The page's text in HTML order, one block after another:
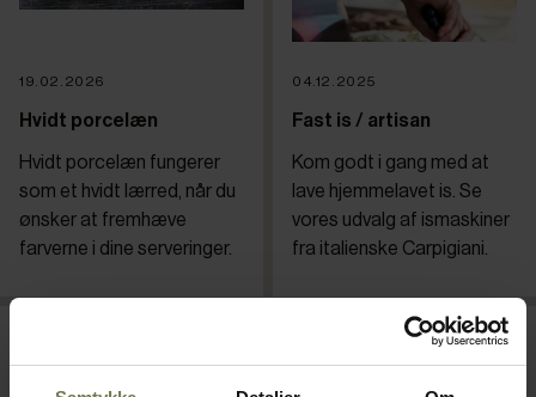
19.02.2026
Hvidt porcelæn
Hvidt porcelæn fungerer
som et hvidt lærred, når du
ønsker at fremhæve
farverne i dine serveringer.
04.12.2025
Fast is / artisan
Kom godt i gang med at
lave hjemmelavet is. Se
vores udvalg af ismaskiner
fra italienske Carpigiani.